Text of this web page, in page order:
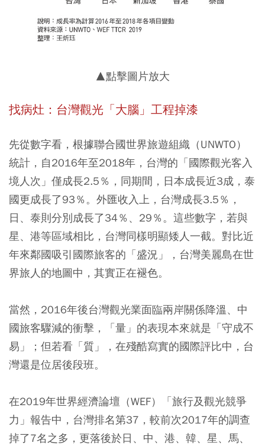
▲點擊圖片放大
找病灶：台灣觀光「大腦」工程掉漆
先從數字看，根據聯合國世界旅遊組織（UNWTO）
統計，自2016年至2018年，台灣的「國際觀光客入
境人次」僅成長2.5％，同期間，日本成長近3成，泰
國更成長了93％。外匯收入上，台灣成長3.5％，
日、泰則分別成長了34％、29％。這些數字，若與
星、港等區域相比，台灣同樣明顯矮人一截。對比近
年來鄰國吸引國際旅客的「盛況」，台灣美麗島在世
界旅人的地圖中，其實正在褪色。
當然，2016年後台灣觀光業面臨兩岸關係降溫、中
國旅客驟減的衝擊，「量」的表現本來就是「守成不
易」；但若看「質」，在殘酷寫實的國際評比中，台
灣還是位居後段班。
在2019年世界經濟論壇（WEF）「旅行及觀光競爭
力」報告中，台灣排名第37，較前次2017年的調查
掉了7名之多，更落後於日、中、港、韓、星、馬、